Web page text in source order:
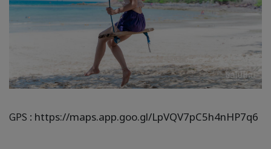
GPS : https://maps.app.goo.gl/LpVQV7pC5h4nHP7q6